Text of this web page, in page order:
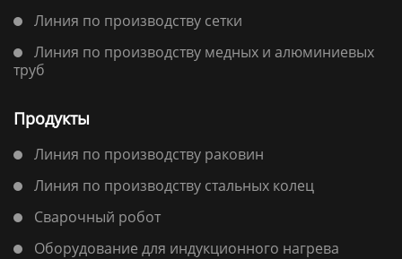
Линия по производству сетки
Линия по производству медных и алюминиевых
труб
Продукты
Линия по производству раковин
Линия по производству стальных колец
Сварочный робот
Оборудование для индукционного нагрева